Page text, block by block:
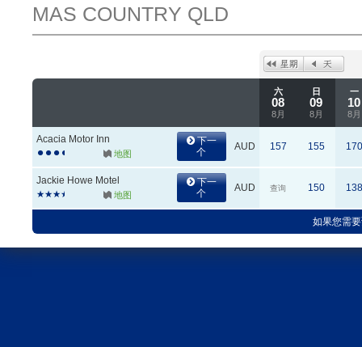
MAS COUNTRY QLD
六
08
8月
日
09
8月
一
10
8月
Acacia Motor Inn
地图
下一
个
AUD 157 155 170
Jackie Howe Motel
地图
下一
个
AUD 查询 150 138
如果您需